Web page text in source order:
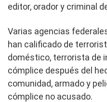
editor, orador y criminal
Varias agencias
han calificado de
doméstico, terrorista de
cómplice después del
comunidad, armado y
cómplice no acusado.